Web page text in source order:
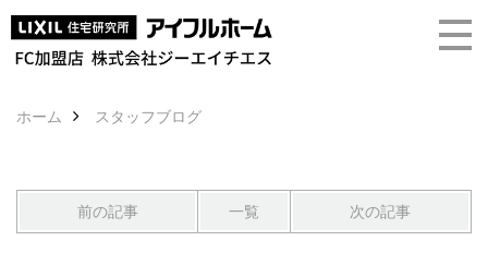
ホーム スタッフブログ
前の記事 一覧 次の記事